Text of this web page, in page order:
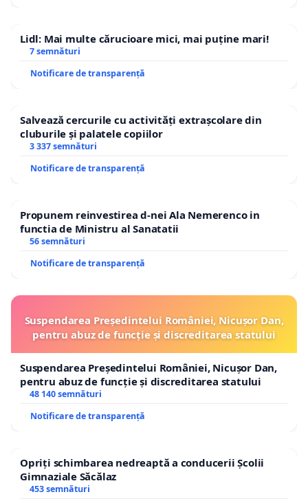
Lidl: Mai multe cărucioare mici, mai puține mari!
7 semnături
Notificare de transparență
Salvează cercurile cu activități extrașcolare din
cluburile și palatele copiilor
3 337 semnături
Notificare de transparență
Propunem reinvestirea d-nei Ala Nemerenco in
functia de Ministru al Sanatatii
56 semnături
Notificare de transparență
Suspendarea Președintelui României, Nicușor Dan,
pentru abuz de funcție și discreditarea statului
Suspendarea Președintelui României, Nicușor Dan,
pentru abuz de funcție și discreditarea statului
48 140 semnături
Notificare de transparență
Opriți schimbarea nedreaptă a conducerii Școlii
Gimnaziale Săcălaz
453 semnături